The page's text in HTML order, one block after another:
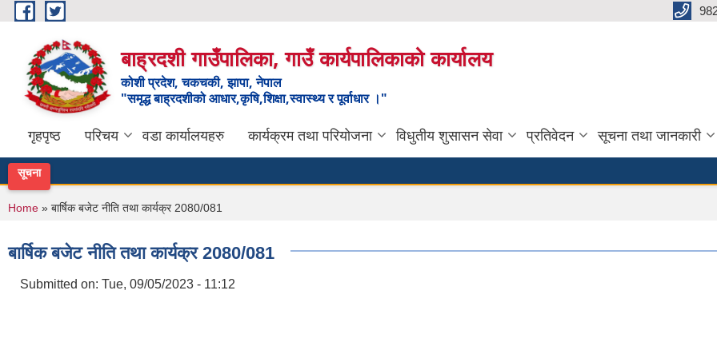
Skip to main content
बाह्रदशी गाउँपालिका, गाउँ कार्यपालिकाको कार्यालय
कोशी प्रदेश, चकचकी, झापा, नेपाल
"समृद्ध बाह्रदशीको आधार,कृषि,शिक्षा,स्वास्थ्य र पूर्वाधार ।"
गृहपृष्ठ परिचय वडा कार्यालयहरु कार्यक्रम तथा परियोजना विधुतीय शुसासन सेवा प्रतिवेदन सूचना तथा जानकारी
सूचना
You are here
Home » बार्षिक बजेट नीति तथा कार्यक्र 2080/081
बार्षिक बजेट नीति तथा कार्यक्र 2080/081
Submitted on: Tue, 09/05/2023 - 11:12